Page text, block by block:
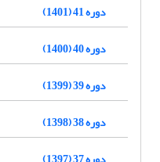
دوره 41 (1401)
دوره 40 (1400)
دوره 39 (1399)
دوره 38 (1398)